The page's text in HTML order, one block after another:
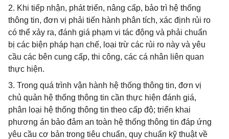
2. Khi tiếp nhận, phát triển, nâng cấp, bảo trì hệ thống
thông tin, đơn vị phải tiến hành phân tích, xác định rủi ro
có thể xảy ra, đánh giá phạm vi tác động và phải chuẩn
bị các biện pháp hạn chế, loại trừ các rủi ro này và yêu
cầu các bên cung cấp, thi công, các cá nhân liên quan
thực hiện.
3. Trong quá trình vận hành hệ thống thông tin, đơn vị
chủ quản hệ thống thông tin cần thực hiện đánh giá,
phân loại hệ thống thông tin theo cấp độ; triển khai
phương án bảo đảm an toàn hệ thống thông tin đáp ứng
yêu cầu cơ bản trong tiêu chuẩn, quy chuẩn kỹ thuật về